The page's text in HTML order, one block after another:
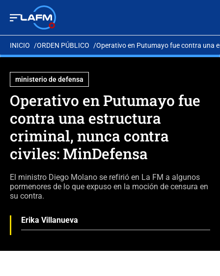
INICIO ORDEN PÚBLICO Operativo en Putumayo fue contra una
ministerio de defensa
Operativo en Putumayo fue
contra una estructura
criminal, nunca contra
civiles: MinDefensa
El ministro Diego Molano se refirió en La FM a algunos
pormenores de lo que expuso en la moción de censura en
su contra.
Erika Villanueva